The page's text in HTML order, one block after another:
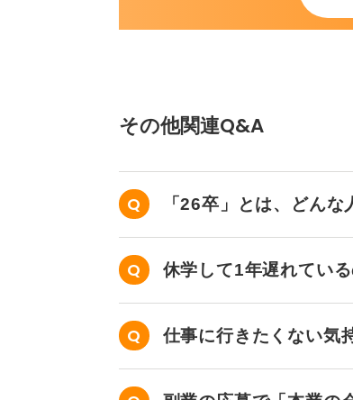
その他関連Q&A
「26卒」とは、どん
休学して1年遅れてい
か？
仕事に行きたくない気